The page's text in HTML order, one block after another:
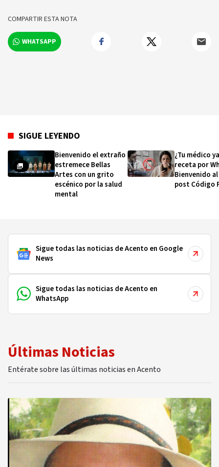
COMPARTIR ESTA NOTA
WHATSAPP
SIGUE LEYENDO
Bienvenido el extraño
estremece Bellas
Artes con un grito
escénico por la salud
mental
¿Tu médico
receta por
Bienvenido
post Código
Sigue todas las noticias de Acento en Google
News
Sigue todas las noticias de Acento en
WhatsApp